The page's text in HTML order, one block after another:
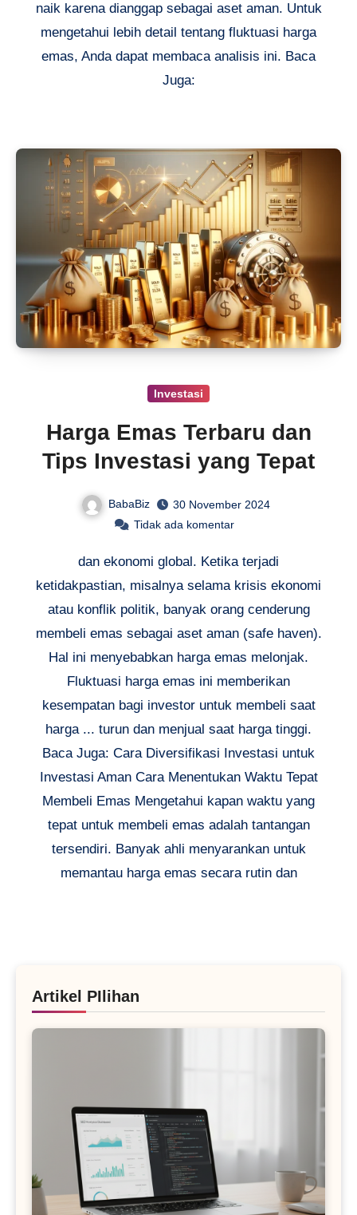
naik karena dianggap sebagai aset aman. Untuk
mengetahui lebih detail tentang fluktuasi harga
emas, Anda dapat membaca analisis ini. Baca
Juga:
Investasi
Harga Emas Terbaru dan
Tips Investasi yang Tepat
BabaBiz
30 November 2024
Tidak ada komentar
dan ekonomi global. Ketika terjadi
ketidakpastian, misalnya selama krisis ekonomi
atau konflik politik, banyak orang cenderung
membeli emas sebagai aset aman (safe haven).
Hal ini menyebabkan harga emas melonjak.
Fluktuasi harga emas ini memberikan
kesempatan bagi investor untuk membeli saat
harga ... turun dan menjual saat harga tinggi.
Baca Juga: Cara Diversifikasi Investasi untuk
Investasi Aman Cara Menentukan Waktu Tepat
Membeli Emas Mengetahui kapan waktu yang
tepat untuk membeli emas adalah tantangan
tersendiri. Banyak ahli menyarankan untuk
memantau harga emas secara rutin dan
Artikel PIlihan